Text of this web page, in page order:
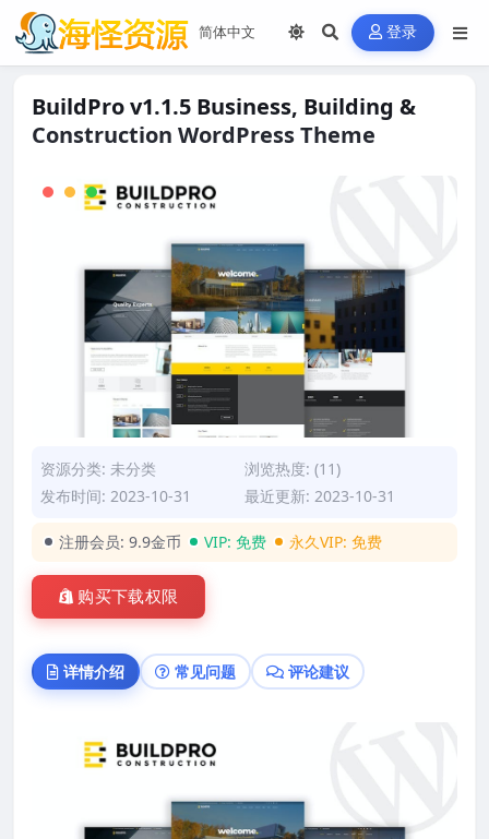
登录
BuildPro v1.1.5 Business, Building &
Construction WordPress Theme
资源分类: 未分类
浏览热度: (11)
发布时间: 2023-10-31
最近更新: 2023-10-31
注册会员: 9.9金币 VIP: 免费 永久VIP: 免费
购买下载权限
详情介绍 常见问题 评论建议